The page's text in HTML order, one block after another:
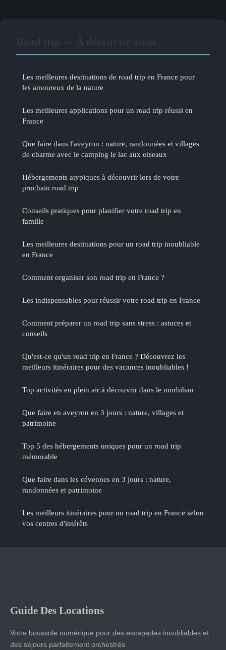
Les meilleures destinations de road trip en France pour
les amoureux de la nature
Les meilleures applications pour un road trip réussi en
France
Que faire dans l'aveyron : nature, randonnées et villages
de charme avec le camping le lac aux oiseaux
Hébergements atypiques à découvrir lors de votre
prochain road trip
Conseils pratiques pour planifier votre road trip en
famille
Les meilleures destinations pour un road trip inoubliable
en France
Comment organiser son road trip en France ?
Les indispensables pour réussir votre road trip en France
Comment préparer un road trip sans stress : astuces et
conseils
Qu'est-ce qu'un road trip en France ? Découvrez les
meilleurs itinéraires pour des vacances inoubliables !
Top activités en plein air à découvrir dans le morbihan
Que faire en aveyron en 3 jours : nature, villages et
patrimoine
Top 5 des hébergements uniques pour un road trip
mémorable
Que faire dans les cévennes en 3 jours : nature,
randonnées et patrimoine
Les meilleurs itinéraires pour un road trip en France selon
vos centres d'intérêts
Guide Des Locations
Votre boussole numérique pour des escapades inoubliables et
des séjours parfaitement orchestrés